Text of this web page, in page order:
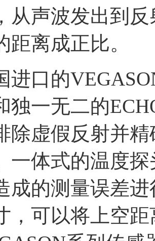
从声波发出到
距离成正比。
口的
独一无二的
除虚假反射并
一体式的温度
成的测量误差
，可以将上空